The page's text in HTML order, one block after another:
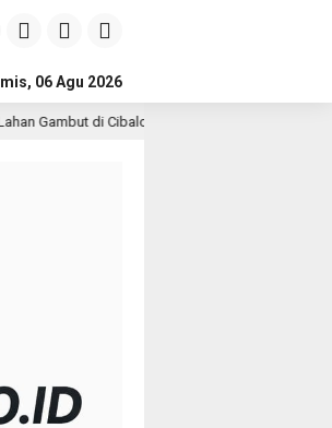
06 Agu 2026
Warga Berhasil Diamankan